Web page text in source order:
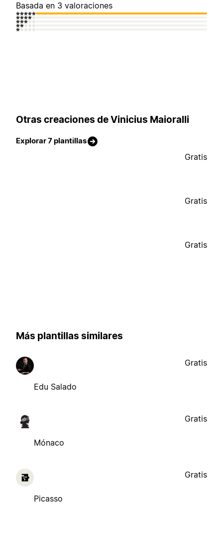
Basada en 3 valoraciones
Otras creaciones de Vinicius Maioralli
Explorar 7 plantillas
Gratis
Gratis
Gratis
Más plantillas similares
Edu Salado
Gratis
Mónaco
Gratis
Picasso
Gratis